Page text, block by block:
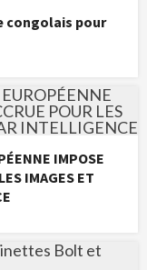
congolais pour
IMPOSE
IMAGES ET